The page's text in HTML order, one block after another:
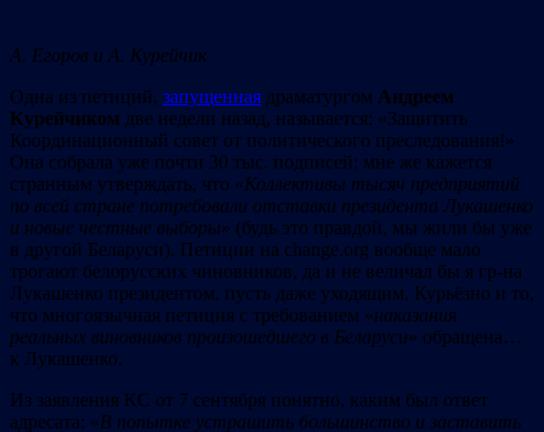
А. Егоров и А. Курейчик
Одна из петиций, запущенная драматургом Андреем
Курейчиком две недели назад, называется: «Защитить
Координационный совет от политического преследования!»
Она собрала уже почти 30 тыс. подписей; мне же кажется
странным утверждать, что «Коллективы тысяч предприятий
по всей стране потребовали отставки президента Лукашенко
и новые честные выборы» (будь это правдой, мы жили бы уже
в другой Беларуси). Петиции на change.org вообще мало
трогают белорусских чиновников, да и не величал бы я гр-на
Лукашенко президентом, пусть даже уходящим. Курьёзно и то,
что многоязычная петиция с требованием «наказания
реальных виновников произошедшего в Беларуси» обращена…
к Лукашенко.
Из заявления КС от 7 сентября понятно, каким был ответ
адресата: «В попытке устрашить большинство и заставить